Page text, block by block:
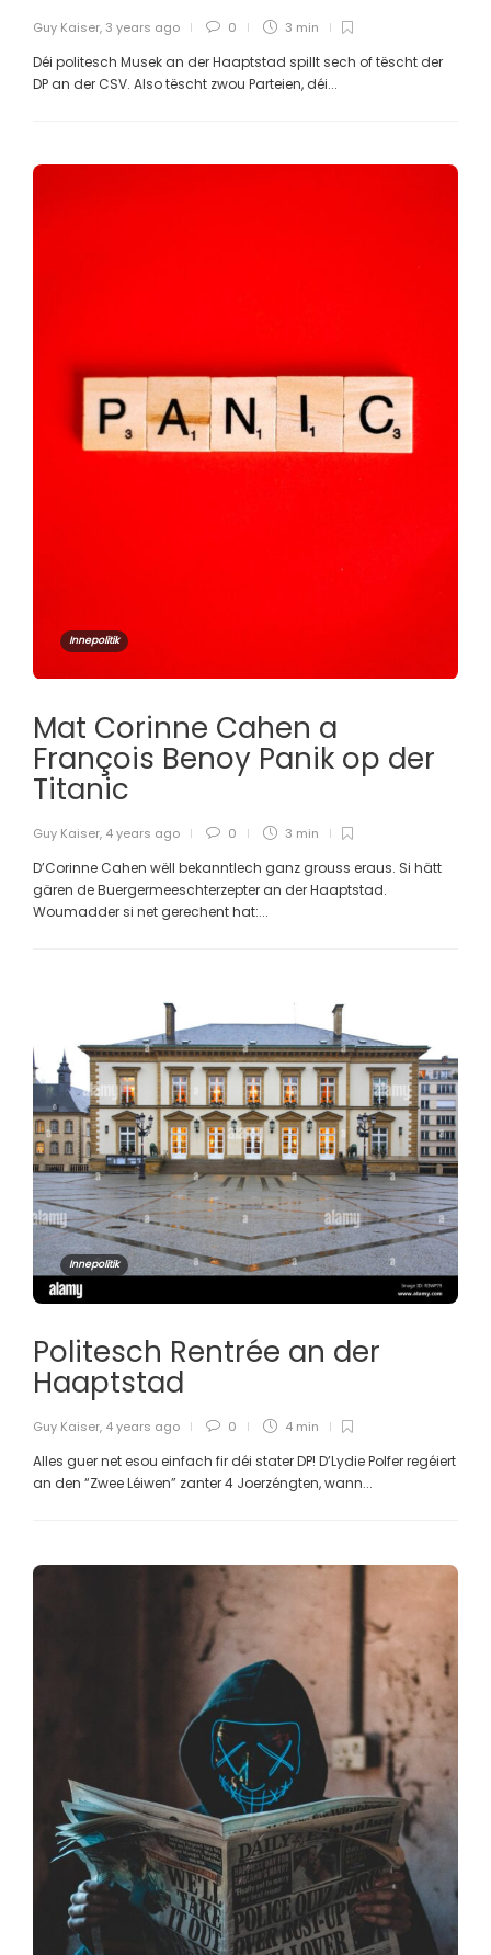
Guy Kaiser, 3 years ago 0 3 min
Déi politesch Musek an der Haaptstad spillt sech of tëscht der
DP an der CSV. Also tëscht zwou Parteien, déi...
Innepolitik
Mat Corinne Cahen a
François Benoy Panik op der
Titanic
Guy Kaiser, 4 years ago 0 3 min
D’Corinne Cahen wëll bekanntlech ganz grouss eraus. Si hätt
gären de Buergermeeschterzepter an der Haaptstad.
Woumadder si net gerechent hat:...
Innepolitik
Politesch Rentrée an der
Haaptstad
Guy Kaiser, 4 years ago 0 4 min
Alles guer net esou einfach fir déi stater DP! D’Lydie Polfer regéiert
an den “Zwee Léiwen” zanter 4 Joerzéngten, wann...